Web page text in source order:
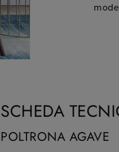
SCHEDA
POLTRONA AGAVE